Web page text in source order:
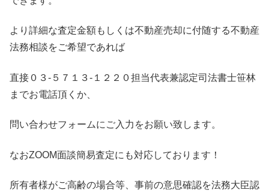
より詳細な査定金額もしくは不動産売却に付随する不動産
法務相談をご希望であれば
直接０３-５７１３-１２２０担当代表兼認定司法書士笹林
までお電話頂くか、
問い合わせフォームにご入力をお願い致します。
なおZOOM面談簡易査定にも対応しております！
所有者様がご高齢の場合等、事前の意思確認を法務大臣認